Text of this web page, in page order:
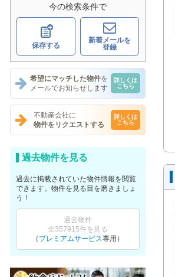
今の検索条件で
保存する
新着メールを
登録
希望にマッチした物件を
メールでお知らせします
詳しくは
こちら
不動産会社に
物件をリクエストする
詳しくは
こちら
過去物件を見る
過去に掲載されていた物件情報を閲覧
できます。物件を見る目を磨きましょ
う！
過去物件
全357915件を見る
（ プレミアムサービス専用）